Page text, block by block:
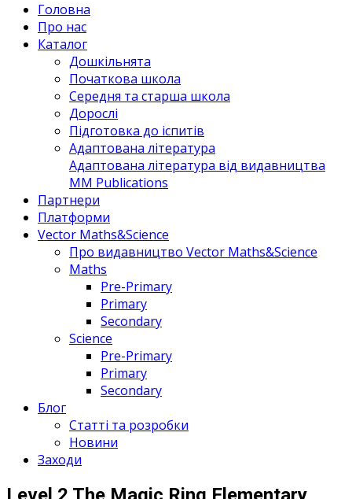
Головна
Про нас
Каталог
Дошкільнята
Початкова школа
Середня та старша школа
Дорослі
Підготовка до іспитів
Адаптована література
Адаптована література від видавництва
MM Publications
Партнери
Платформи
Vector Maths&Science
Про видавництво Vector Maths&Science
Maths
Pre-Primary
Primary
Secondary
Science
Pre-Primary
Primary
Secondary
Блог
Статті та розробки
Новини
Заходи